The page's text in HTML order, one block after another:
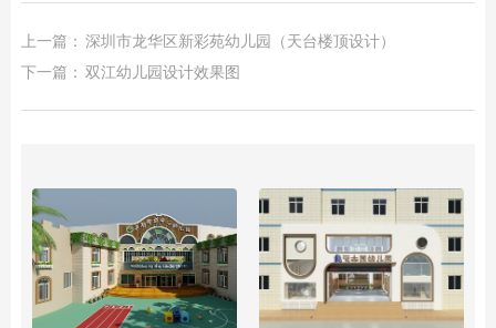
上一篇： 深圳市龙华区新彩苑幼儿园（天台楼顶设计）
下一篇： 双江幼儿园设计效果图